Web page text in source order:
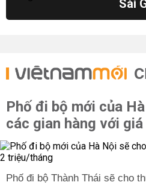
Sài
Phố đi bộ mới của
các gian hàng với
Phố đi bộ Thành Thái sẽ cho